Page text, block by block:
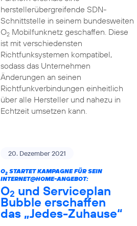
herstellerübergreifende SDN-
Schnittstelle in seinem bundesweiten
O2Mobilfunknetz geschaffen. Diese
ist mit verschiedensten
Richtfunksystemen kompatibel,
sodass das Unternehmen
Änderungen an seinen
Richtfunkverbindungen einheitlich
über alle Hersteller und nahezu in
Echtzeit umsetzen kann.
20. Dezember 2021
O2STARTET KAMPAGNE FÜR SEIN
INTERNET@HOME-ANGEBOT:
O2 und Serviceplan
Bubble erschaffen
das „Jedes-Zuhause“